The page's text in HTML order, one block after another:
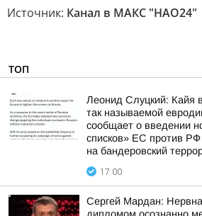
Источник: Канал в МАКС "НАО24"
ТОП
Леонид Слуцкий: Кайя
так называемой
сообщает о введении
списков» ЕС против
на бандеровский
17:00
Сергей Мардан: